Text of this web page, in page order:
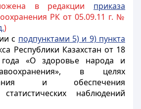
в редакции приказа
РК от 05.09.11 г. №
)
с подпунктами 5) и 9) пункта
Республики Казахстан от 18
года «О здоровье народа и
в целях
и обеспечения
наблюдений